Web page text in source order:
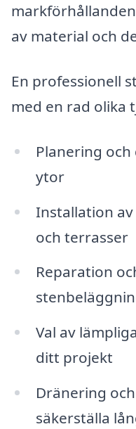
av material och
En professionell
med en rad olika
Planering
ytor
Installation
och terrasser
Reparation
Val av
ditt projekt
Dränering
säkerställa